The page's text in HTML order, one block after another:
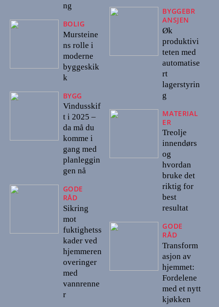
ng
BOLIG
Mursteine
ns rolle i
moderne
byggeskik
k
BYGG
Vindusskif
t i 2025 –
da må du
komme i
gang med
planleggin
gen nå
GODE
RÅD
Sikring
mot
fuktighetss
kader ved
hjemmeren
overinger
med
vannrenne
r
BYGGEBR
ANSJEN
Øk
produktivi
teten med
automatise
rt
lagerstyrin
g
MATERIAL
ER
Treolje
innendørs
og
hvordan
bruke det
riktig for
best
resultat
GODE
RÅD
Transform
asjon av
hjemmet:
Fordelene
med et nytt
kjøkken